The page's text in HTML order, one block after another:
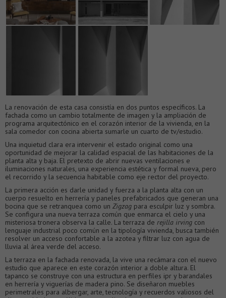
La renovación de esta casa consistía en dos puntos específicos. La
fachada como un cambio totalmente de imagen y la ampliación de
programa arquitectónico en el corazón interior de la vivienda, en la
sala comedor con cocina abierta sumarle un cuarto de tv/estudio.
Una inquietud clara era intervenir el estado original como una
oportunidad de mejorar la calidad espacial de las habitaciones de la
planta alta y baja. El pretexto de abrir nuevas ventilaciones e
iluminaciones naturales, una experiencia estética y formal nueva, pero
el recorrido y la secuencia habitable como eje rector del proyecto.
La primera acción es darle unidad y fuerza a la planta alta con un
cuerpo resuelto en herrería y paneles prefabricados que generan una
bocina que se retranquea como un Zigzag para esculpir luz y sombra.
Se configura una nueva terraza común que enmarca el cielo y una
misteriosa tronera observa la calle. La terraza de rejilla irving con
lenguaje industrial poco común en la tipología vivienda, busca también
resolver un acceso confortable a la azotea y filtrar luz con agua de
lluvia al área verde del acceso.
La terraza en la fachada renovada, la vive una recámara con el nuevo
estudio que aparece en este corazón interior a doble altura. El
tapanco se construye con una estructura en perfiles ipr y barandales
en herrería y viguerías de madera pino. Se diseñaron muebles
perimetrales para albergar, arte, tecnología y recuerdos valiosos del